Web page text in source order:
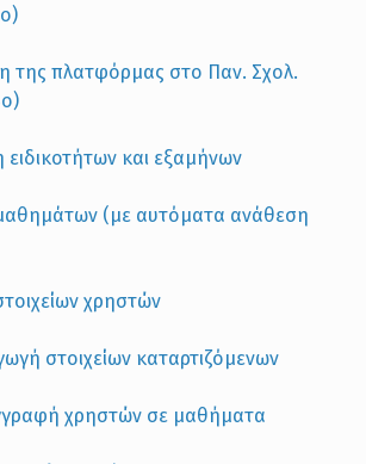
της πλατφόρμας στο Παν. Σχολ.
και εξαμήνων
(με αυτόματα ανάθεση
χρηστών
στοιχείων καταρτιζόμενων
χρηστών σε μαθήματα